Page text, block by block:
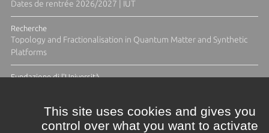
Dates de rentrée 2026/2027 | IUT
Recherche
Topology and Fractionalisation in Quantum Matter and Synthetic
Platforms
Fundazione di l'Università
This site uses cookies and gives you
control over what you want to activate